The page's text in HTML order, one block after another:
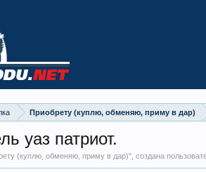
Приобрету (куплю, обменяю, приму в дар)
уаз патриот.
(куплю, обменяю, приму в дар)", создана